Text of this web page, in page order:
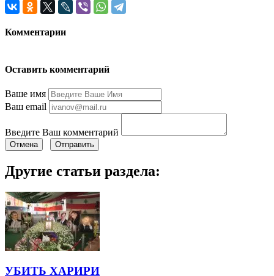
Комментарии
Оставить комментарий
Ваше имя
Ваш email
Введите Ваш комментарий
Отмена Отправить
Другие статьи раздела:
УБИТЬ ХАРИРИ